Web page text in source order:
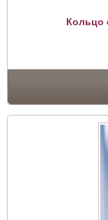
Кольцо